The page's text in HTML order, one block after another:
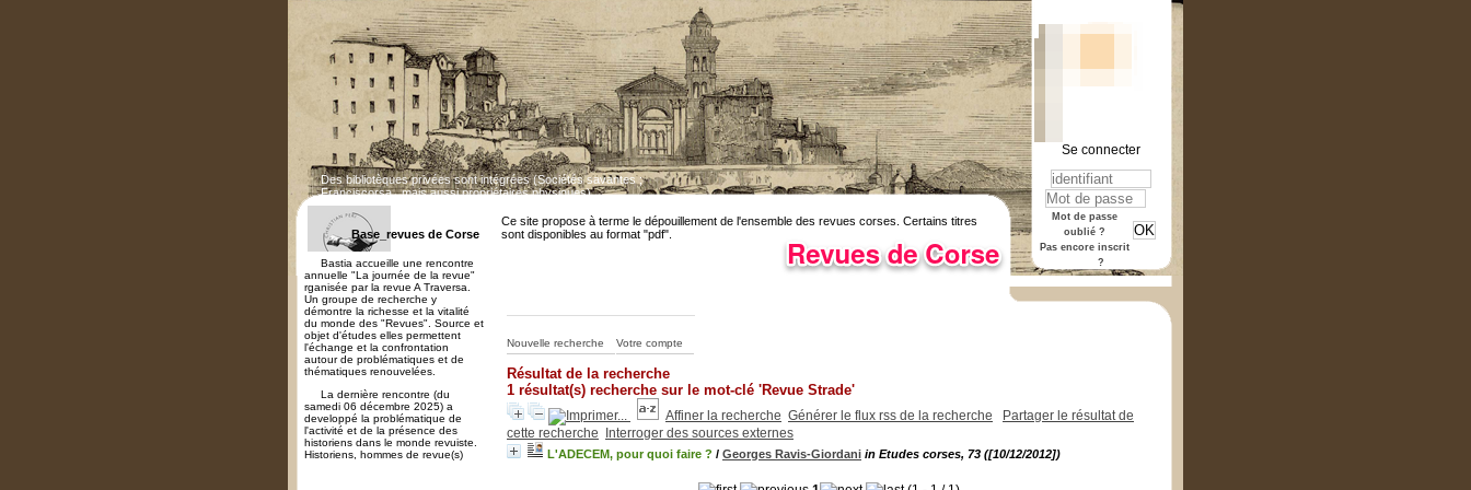
Dépouillement des revues corses en cours. Certains titres sont disponibles au format "pdf".
Ce site propose à terme le dépouillement de l'ensemble des revues corses. Certains titres
sont disponibles au format "pdf".
Des bibliotèques privées sont intégrées (Sociétés savantes ;
Franciscorsa...mais aussi propriétaires physiques)
Nouvelle recherche Votre compte
Résultat de la recherche
1 résultat(s) recherche sur le mot-clé 'Revue Strade'
Affiner la recherche Générer le flux rss de la recherche
Partager le résultat de
cette recherche
Interroger des sources externes
L'ADECEM, pour quoi faire ? / Georges Ravis-Giordani in Etudes corses, 73 ([10/12/2012])
Base_revues de Corse
Bastia accueille une rencontre
annuelle "La journée de la revue"
rganisée par la revue A Traversa.
Un groupe de recherche y
démontre la richesse et la vitalité
du monde des "Revues". Source et
objet d'études elles permettent
l'échange et la confrontation
autour de problématiques et de
thématiques renouvelées.
La dernière rencontre (du
samedi 06 décembre 2025) a
developpé la problématique de
l'activité et de la présence des
historiens dans le monde revuiste.
Historiens, hommes de revue(s)
Se connecter
Mot de passe
oublié ?
Pas encore inscrit
?